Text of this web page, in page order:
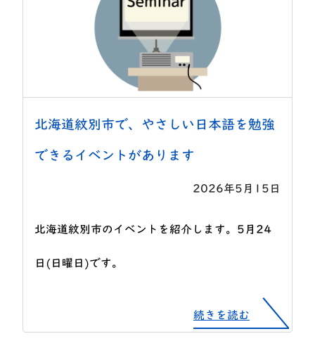
北海道紋別市で、やさしい日本語を勉強
できるイベントがあります
2026年5月15日
北海道紋別市のイベントを紹介します。5月24
日(日曜日)です。
続きを読む